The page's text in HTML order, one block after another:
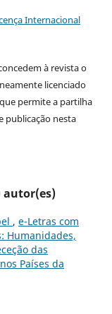
Internacional
à revista o
licenciado
que permite a partilha
publicação nesta
autor(es)
, e-Letras com
Humanidades,
das
Países da